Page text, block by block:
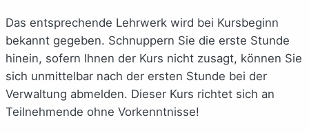
Das entsprechende Lehrwerk wird bei Kursbeginn
bekannt gegeben. Schnuppern Sie die erste Stunde
hinein, sofern Ihnen der Kurs nicht zusagt, können Sie
sich unmittelbar nach der ersten Stunde bei der
Verwaltung abmelden. Dieser Kurs richtet sich an
Teilnehmende ohne Vorkenntnisse!